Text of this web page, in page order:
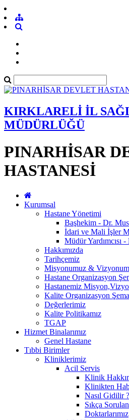
KIRKLARELİ İL
MÜDÜRLÜĞÜ
PINARHİSAR
HASTANESİ
Kurumsal
Hastane Yönetimi
Başhekim - Dr.
İdari ve Mali İşler
Müdür Yardımcısı
Hakkımızda
Tarihçemiz
Misyonumuz &
Hastane Organizasyon
Hastanemiz
Kalite Organizasyon
Değerlerimiz
Kalite Politikamız
TGAP
Hizmet Binalarımız
Genel Hastane
Tıbbi Birimler
Kliniklerimiz
Acil Servis
Klinik
Klinikten
Nasıl Gidilir ?
Sıkça
Doktarlarımız